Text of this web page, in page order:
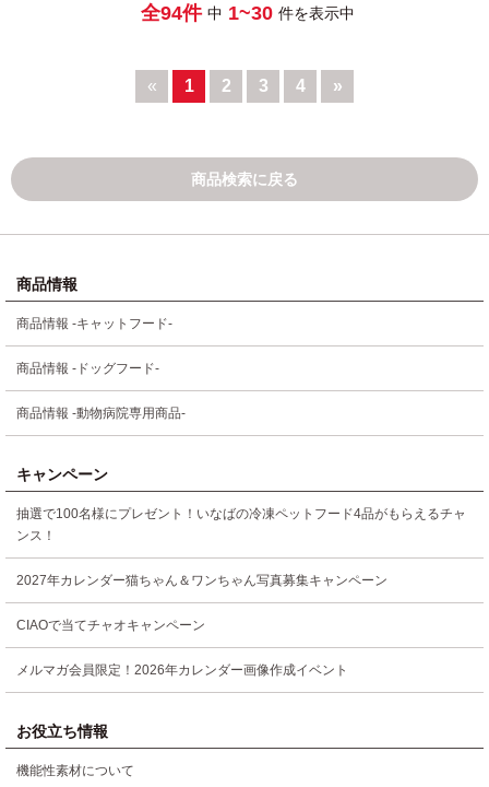
全94件 中 1~30 件を表示中
« 1 2 3 4 »
商品検索に戻る
商品情報
商品情報 -キャットフード-
商品情報 -ドッグフード-
商品情報 -動物病院専用商品-
キャンペーン
抽選で100名様にプレゼント！いなばの冷凍ペットフード4品がもらえるチャ
ンス！
2027年カレンダー猫ちゃん＆ワンちゃん写真募集キャンペーン
CIAOで当てチャオキャンペーン
メルマガ会員限定！2026年カレンダー画像作成イベント
お役立ち情報
機能性素材について